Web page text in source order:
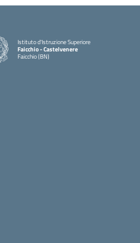
Istituto d'Istruzione Superiore
Faicchio - Castelvenere
Faicchio (BN)